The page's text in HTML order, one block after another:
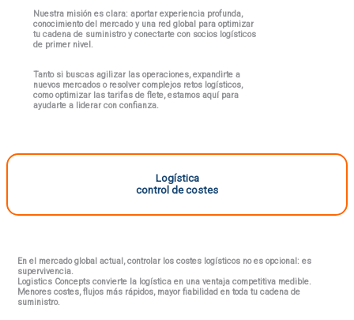
Nuestra misión es clara: aportar experiencia profunda,
conocimiento del mercado y una red global para optimizar
tu cadena de suministro y conectarte con socios logísticos
de primer nivel.
Tanto si buscas agilizar las operaciones, expandirte a
nuevos mercados o resolver complejos retos logísticos,
como optimizar las tarifas de flete, estamos aquí para
ayudarte a liderar con confianza.
Logística
control de costes
En el mercado global actual, controlar los costes logísticos no es opcional: es
supervivencia.
Logistics Concepts convierte la logística en una ventaja competitiva medible.
Menores costes, flujos más rápidos, mayor fiabilidad en toda tu cadena de
suministro.